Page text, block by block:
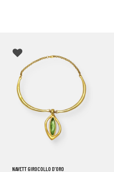
NAVETT GIROCOLLO D’ORO